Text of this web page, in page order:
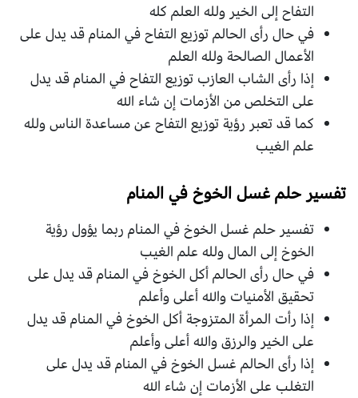
التفاح إلى الخير ولله العلم كله
في حال رأى الحالم توزيع التفاح في المنام قد يدل على
الأعمال الصالحة ولله العلم
إذا رأى الشاب العازب توزيع التفاح في المنام قد يدل
على التخلص من الأزمات إن شاء الله
كما قد تعبر رؤية توزيع التفاح عن مساعدة الناس ولله
علم الغيب
تفسير حلم غسل الخوخ في المنام
تفسير حلم غسل الخوخ في المنام ربما يؤول رؤية
الخوخ إلى المال ولله علم الغيب
في حال رأى الحالم أكل الخوخ في المنام قد يدل على
تحقيق الأمنيات والله أعلى وأعلم
إذا رأت المرأة المتزوجة أكل الخوخ في المنام قد يدل
على الخير والرزق والله أعلى وأعلم
إذا رأى الحالم غسل الخوخ في المنام قد يدل على
التغلب على الأزمات إن شاء الله